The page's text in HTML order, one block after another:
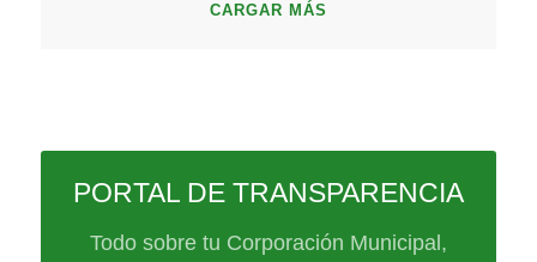
CARGAR MÁS
PORTAL DE TRANSPARENCIA
Todo sobre tu Corporación Municipal,